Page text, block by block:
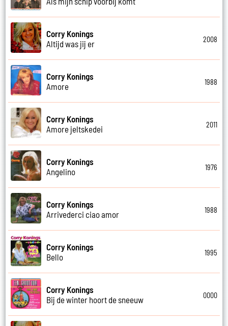
Corry Konings
Altijd was jij er
2008
Corry Konings
Amore
1988
Corry Konings
Amore jeltskedei
2011
Corry Konings
Angelino
1976
Corry Konings
Arrivederci ciao amor
1988
Corry Konings
Bello
1995
Corry Konings
Bij de winter hoort de sneeuw
0000